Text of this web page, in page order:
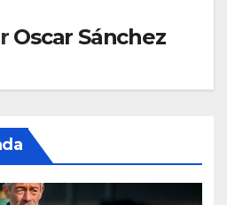
Oscar Sánchez